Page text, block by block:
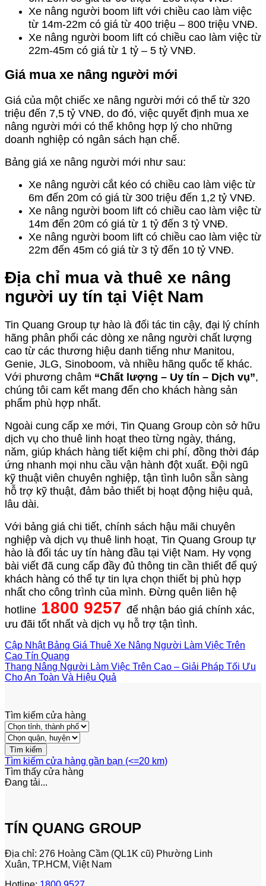
Xe nâng người boom lift với chiều cao làm việc
từ 14m-22m có giá từ 400 triệu – 800 triệu VNĐ.
Xe nâng người boom lift có chiều cao làm việc từ
22m-45m có giá từ 1 tỷ – 5 tỷ VNĐ.
Giá mua xe nâng người mới
Giá của một chiếc xe nâng người mới có thể từ 320
triệu đến 7,5 tỷ VNĐ, do đó, việc quyết định mua xe
nâng người mới có thể không hợp lý cho những
doanh nghiệp có ngân sách hạn chế.
Bảng giá xe nâng người mới như sau:
Xe nâng người cắt kéo có chiều cao làm việc từ
6m đến 20m có giá từ 300 triệu đến 1,2 tỷ VNĐ.
Xe nâng người boom lift có chiều cao làm việc từ
14m đến 20m có giá từ 1 tỷ đến 3 tỷ VNĐ.
Xe nâng người boom lift có chiều cao làm việc từ
22m đến 45m có giá từ 3 tỷ đến 10 tỷ VNĐ.
Địa chỉ mua và thuê xe nâng
người uy tín tại Việt Nam
Tin Quang Group tự hào là đối tác tin cậy, đại lý chính
hãng phân phối các dòng xe nâng người chất lượng
cao từ các thương hiệu danh tiếng như Manitou,
Genie, JLG, Sinoboom, và nhiều hãng quốc tế khác.
Với phương châm “Chất lượng – Uy tín – Dịch vụ”,
chúng tôi cam kết mang đến cho khách hàng sản
phẩm phù hợp nhất.
Ngoài cung cấp xe mới, Tin Quang Group còn sở hữu
dịch vụ cho thuê linh hoạt theo từng ngày, tháng,
năm, giúp khách hàng tiết kiệm chi phí, đồng thời đáp
ứng nhanh mọi nhu cầu vận hành đột xuất. Đội ngũ
kỹ thuật viên chuyên nghiệp, tận tình luôn sẵn sàng
hỗ trợ kỹ thuật, đảm bảo thiết bị hoạt động hiệu quả,
lâu dài.
Với bảng giá chi tiết, chính sách hậu mãi chuyên
nghiệp và dịch vụ thuê linh hoạt, Tin Quang Group tự
hào là đối tác uy tín hàng đầu tại Việt Nam. Hy vọng
bài viết đã cung cấp đầy đủ thông tin cần thiết để quý
khách hàng có thể tự tin lựa chọn thiết bị phù hợp
nhất cho công trình của mình. Đừng quên liên hệ
hotline 1800 9257 để nhận báo giá chính xác,
ưu đãi tốt nhất và dịch vụ hỗ trợ tận tình.
Cập Nhật Bảng Giá Thuê Xe Nâng Người Làm Việc Trên
Cao Tín Quang
Thang Nâng Người Làm Việc Trên Cao – Giải Pháp Tối Ưu
Cho An Toàn Và Hiệu Quả
Tìm kiếm cửa hàng
Tìm kiếm cửa hàng gần bạn (<=20 km)
Tìm thấy cửa hàng
Đang tải...
TÍN QUANG GROUP
Địa chỉ: 276 Hoàng Cầm (QL1K cũ) Phường Linh
Xuân, TP.HCM, Việt Nam